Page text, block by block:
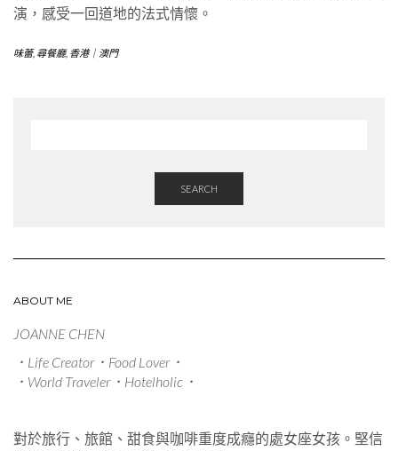
演，感受一回道地的法式情懷。
味蕾, 尋餐廳, 香港｜澳門
SEARCH
ABOUT ME
JOANNE CHEN
．Life Creator．Food Lover．
．World Traveler．Hotelholic．
對於旅行、旅館、甜食與咖啡重度成癮的處女座女孩。堅信